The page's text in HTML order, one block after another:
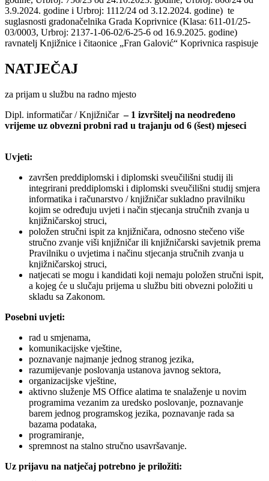
3.9.2024. godine i Urbroj: 1112/24 od 3.12.2024. godine) te
suglasnosti gradonačelnika Grada Koprivnice (Klasa: 611-01/25-
03/0003, Urbroj: 2137-1-06-02/6-25-6 od 16.9.2025. godine)
ravnatelj Knjižnice i čitaonice „Fran Galović“ Koprivnica raspisuje
NATJEČAJ
za prijam u službu na radno mjesto
Dipl. informatičar / Knjižničar– 1 izvršitelj na neodređeno
vrijeme uz obvezni probni rad u trajanju od 6 (šest) mjeseci
Uvjeti:
završen preddiplomski i diplomski sveučilišni studij ili
integrirani preddiplomski i diplomski sveučilišni studij smjera
informatika i računarstvo / knjižničar sukladno pravilniku
kojim se određuju uvjeti i način stjecanja stručnih zvanja u
knjižničarskoj struci,
položen stručni ispit za knjižničara, odnosno stečeno više
stručno zvanje viši knjižničar ili knjižničarski savjetnik prema
Pravilniku o uvjetima i načinu stjecanja stručnih zvanja u
knjižničarskoj struci,
natjecati se mogu i kandidati koji nemaju položen stručni ispit,
a kojeg će u slučaju prijema u službu biti obvezni položiti u
skladu sa Zakonom.
Posebni uvjeti:
rad u smjenama,
komunikacijske vještine,
poznavanje najmanje jednog stranog jezika,
razumijevanje poslovanja ustanova javnog sektora,
organizacijske vještine,
aktivno služenje MS Office alatima te snalaženje u novim
programima vezanim za uredsko poslovanje, poznavanje
barem jednog programskog jezika, poznavanje rada sa
bazama podataka,
programiranje,
spremnost na stalno stručno usavršavanje.
Uz prijavu na natječaj potrebno je priložiti: